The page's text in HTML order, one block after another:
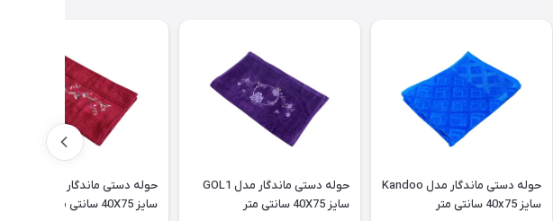
حوله دستی ماندگار مدل Kandoo
سایز 40x75 سانتی متر
حوله دستی ماندگار مدل GOL1
سایز 40X75 سانتی متر
سایز 40X75 سانتی متر